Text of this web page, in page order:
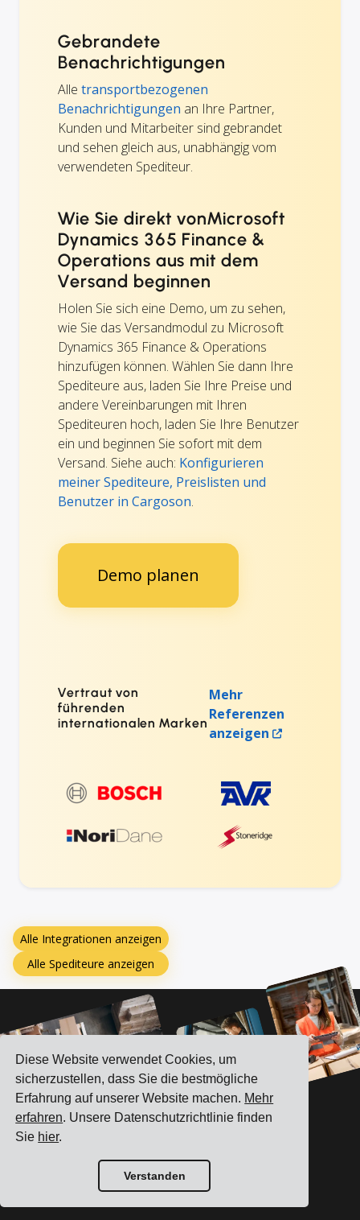
Diese Website verwendet Cookies, um
sicherzustellen, dass Sie die bestmögliche
Erfahrung auf unserer Website machen. Mehr
erfahren. Unsere Datenschutzrichtlinie finden
Sie hier.
Verstanden
Gebrandete
Benachrichtigungen
Alle transportbezogenen
Benachrichtigungen an Ihre Partner,
Kunden und Mitarbeiter sind gebrandet
und sehen gleich aus, unabhängig vom
verwendeten Spediteur.
Wie Sie direkt vonMicrosoft
Dynamics 365 Finance &
Operations aus mit dem
Versand beginnen
Holen Sie sich eine Demo, um zu sehen,
wie Sie das Versandmodul zu Microsoft
Dynamics 365 Finance & Operations
hinzufügen können. Wählen Sie dann Ihre
Spediteure aus, laden Sie Ihre Preise und
andere Vereinbarungen mit Ihren
Spediteuren hoch, laden Sie Ihre Benutzer
ein und beginnen Sie sofort mit dem
Versand. Siehe auch: Konfigurieren
meiner Spediteure, Preislisten und
Benutzer in Cargoson.
Demo planen
Vertraut von
führenden
internationalen Marken
Mehr
Referenzen
anzeigen
Alle Integrationen anzeigen
Alle Spediteure anzeigen